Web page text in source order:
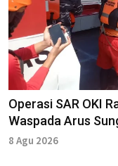
Operasi SAR OKI
Waspada Arus
8 Agu 2026